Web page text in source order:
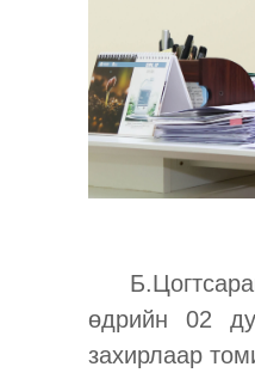
өдрийн 02
захирлаар